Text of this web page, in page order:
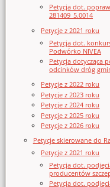
Petycja dot.
281409_5.0014
Petycje z 2021 roku
Petycja dot.
Podwórko NIVEA
Petycja dotycząca
odcinków dróg
Petycje z 2022 roku
Petycje z 2023 roku
Petycje z 2024 roku
Petycje z 2025 roku
Petycje z 2026 roku
Petycje skierowane do
Petycje z 2021 roku
Petycja dot.
producentów
Petycja dot.